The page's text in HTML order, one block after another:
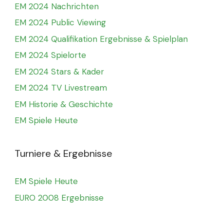
EM 2024 Nachrichten
EM 2024 Public Viewing
EM 2024 Qualifikation Ergebnisse & Spielplan
EM 2024 Spielorte
EM 2024 Stars & Kader
EM 2024 TV Livestream
EM Historie & Geschichte
EM Spiele Heute
Turniere & Ergebnisse
EM Spiele Heute
EURO 2008 Ergebnisse